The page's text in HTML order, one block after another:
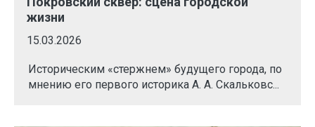
жизни
15.03.2026
Историческим «стержнем» будущего города, по
мнению его первого историка А. А. Скальковс...